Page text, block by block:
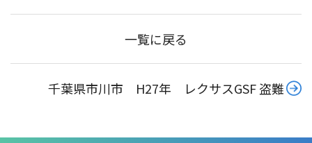
一覧に戻る
千葉県市川市 H27年 レクサスGSF 盗難